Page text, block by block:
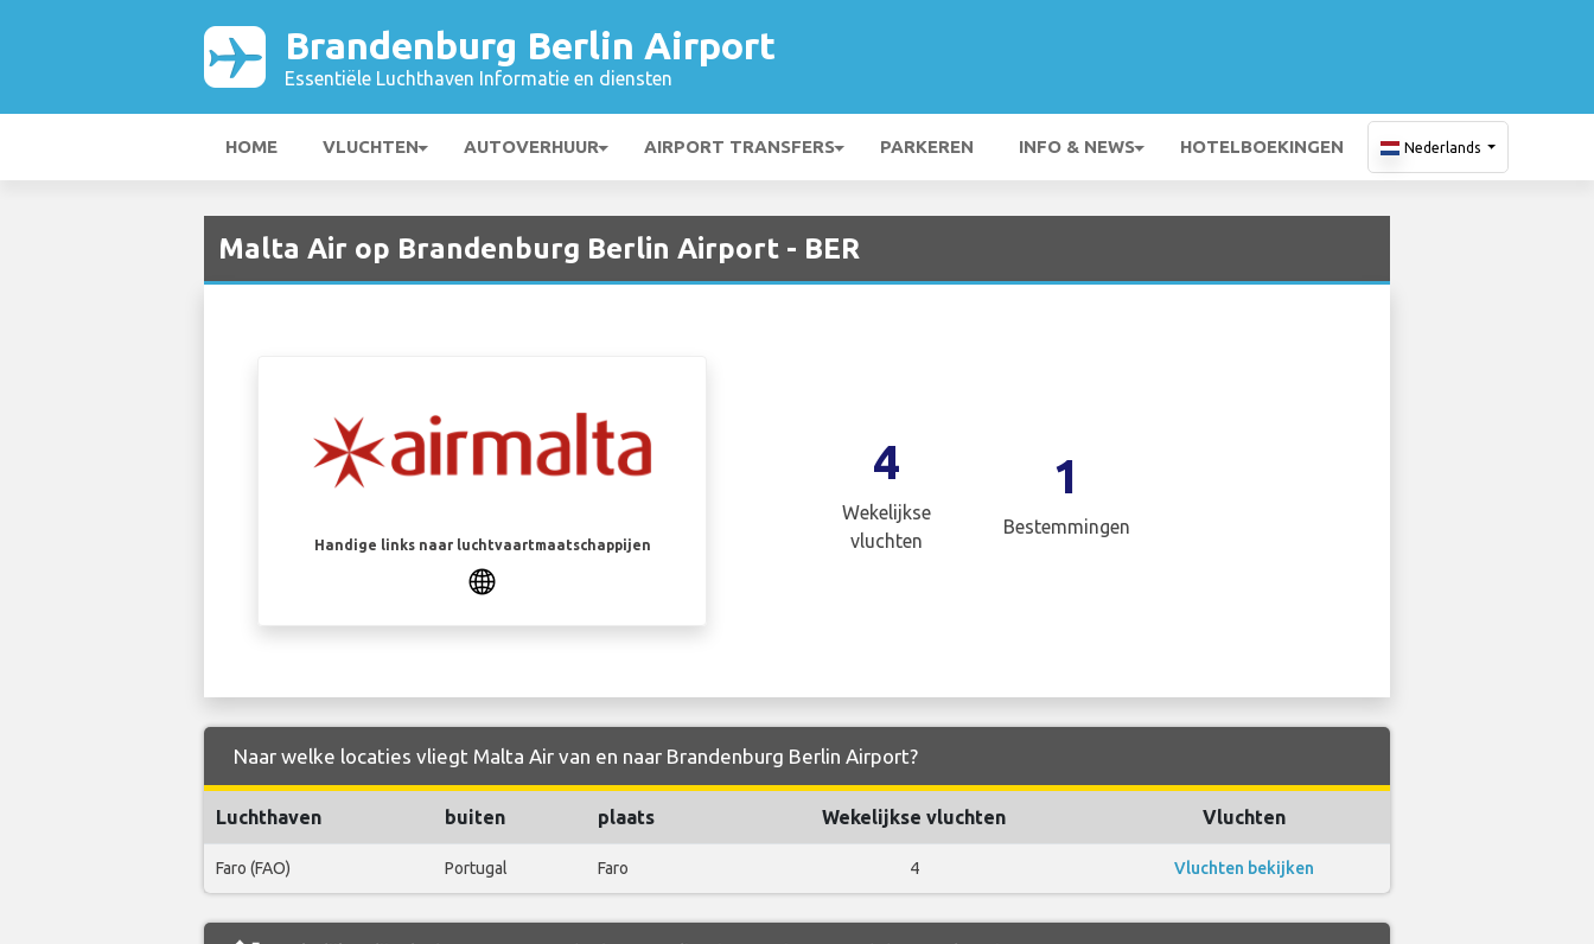
Brandenburg Berlin Airport
Essentiële Luchthaven Informatie en diensten
HOME VLUCHTEN AUTOVERHUUR AIRPORT TRANSFERS PARKEREN INFO & NEWS HOTELBOEKINGEN Nederlands
Malta Air op Brandenburg Berlin Airport - BER
Handige links naar luchtvaartmaatschappijen
4
Wekelijkse
vluchten
1
Bestemmingen
Naar welke locaties vliegt Malta Air van en naar Brandenburg Berlin Airport?
Luchthaven buiten plaats Wekelijkse vluchten Vluchten
Faro (FAO) Portugal Faro 4 Vluchten bekijken